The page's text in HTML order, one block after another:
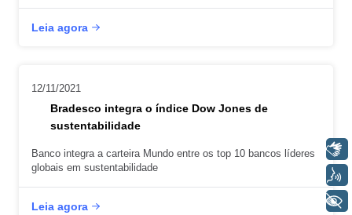
Leia agora
12/11/2021
Bradesco integra o índice Dow Jones de
sustentabilidade
Banco integra a carteira Mundo entre os top 10 bancos líderes
globais em sustentabilidade
Leia agora
Libras